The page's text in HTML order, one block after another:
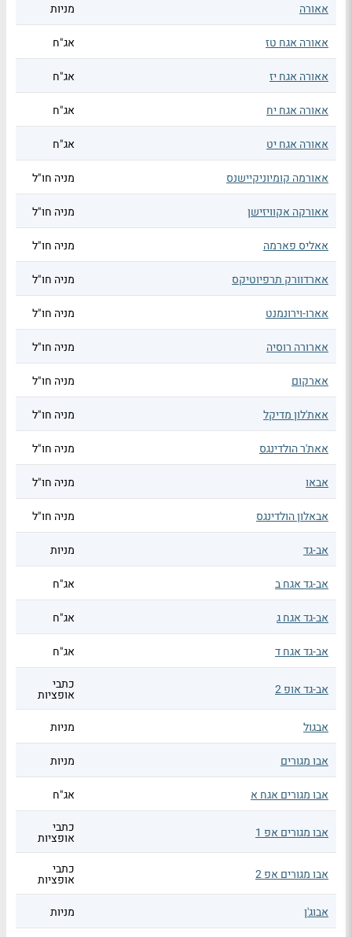
אאורה מניות
אאורה אגח טז אג"ח
אאורה אגח יז אג"ח
אאורה אגח יח אג"ח
אאורה אגח יט אג"ח
אאורמה קומיוניקיישנס מניה חו"ל
אאורקה אקוויזישן מניה חו"ל
אאליס פארמה מניה חו"ל
אארדוורק תרפיוטיקס מניה חו"ל
אארו-וירונמנט מניה חו"ל
אארורה רוסיה מניה חו"ל
אארקום מניה חו"ל
אאת'לון מדיקל מניה חו"ל
אאת'ר הולדינגס מניה חו"ל
אבאו מניה חו"ל
אבאלון הולדינגס מניה חו"ל
אב-גד מניות
אב-גד אגח ב אג"ח
אב-גד אגח ג אג"ח
אב-גד אגח ד אג"ח
אב-גד אופ 2 כתבי
אופציות
אבגול
מניות
אבו מגורים מניות
אבו מגורים אגח א אג"ח
אבו מגורים אפ 1 כתבי
אופציות
אבו מגורים אפ 2 כתבי
אופציות
אבוג'ן
מניות